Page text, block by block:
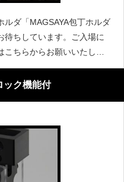
ダ「MAGSAYA包丁ホルダ
待ちしています。ご入場に
ちらからお願いいたしま
ック機能付